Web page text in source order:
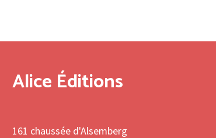
Alice Éditions
161 chaussée d'Alsemberg